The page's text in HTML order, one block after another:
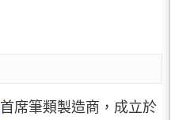
首席筆類製造商，成立於